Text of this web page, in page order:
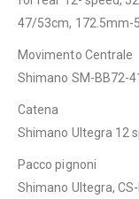
47/53cm, 172.5mm-
Movimento Centrale
Shimano SM-BB72-
Catena
Shimano Ultegra 12
Pacco pignoni
Shimano Ultegra,